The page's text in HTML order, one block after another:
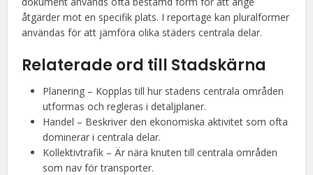
åtgärder mot en specifik plats. I reportage kan pluralformer
användas för att jämföra olika städers centrala delar.
Relaterade ord till Stadskärna
Planering – Kopplas till hur stadens centrala områden
utformas och regleras i detaljplaner.
Handel – Beskriver den ekonomiska aktivitet som ofta
dominerar i centrala delar.
Kollektivtrafik – Är nära knuten till centrala områden
som nav för transporter.